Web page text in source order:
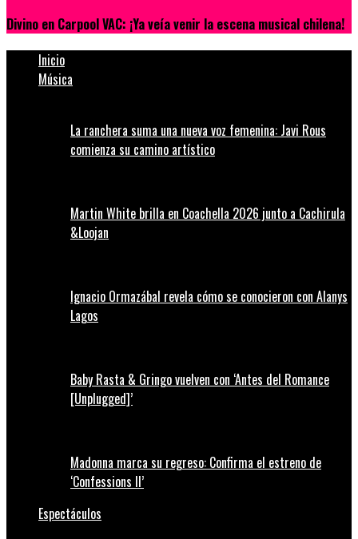
Divino en Carpool VAC: ¡Ya veía venir la escena musical chilena!
Inicio
Música
La ranchera suma una nueva voz femenina: Javi Rous
comienza su camino artístico
Martin White brilla en Coachella 2026 junto a Cachirula
&Loojan
Ignacio Ormazábal revela cómo se conocieron con Alanys
Lagos
Baby Rasta & Gringo vuelven con ‘Antes del Romance
[Unplugged]’
Madonna marca su regreso: Confirma el estreno de
‘Confessions II’
Espectáculos